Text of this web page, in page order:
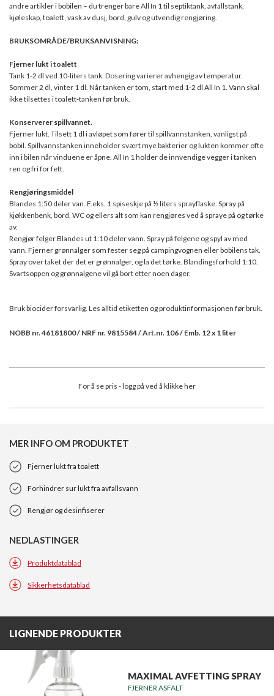
andre artikler i bobilen – du trenger bare All In 1 til septiktank, avfallstank,
kjøleskap, toalett, vask av dusj, bord, gulv og utvendig rengjøring.
BRUKSOMRÅDE/BRUKSANVISNING:
Fjerner lukt i toalett
Tank 1-2 dl ved 10-liters tank. Dosering varierer avhengig av temperatur.
Sommer 2 dl, vinter 1 dl. Når tanken er tom, start med 1-2 dl All In 1. Vann skal
ikke tilsettes i toalett-tanken før bruk.
Konserverer spillvannet.
Fjerner lukt. Tilsett 1 dl i avløpet som fører til spillvannstanken, vanligst på
bobil. Spillvannstanken inneholder svært mye bakterier og lukten kommer ofte
inn i bilen når vinduene er åpne. All In 1 holder de innvendige vegger i tanken
ren og fri for fett.
Rengjøringsmiddel
Blandes 1:50 deler van. F.eks. 1 spiseskje på ½ liters sprayflaske. Spray på
kjøkkenbenk, bord, WC og ellers alt som kan rengjøres ved å spraye på og tørke
av.
Rengjør felger Blandes ut 1:10 deler vann. Spray på felgene og spyl av med
vann. Fjerner grønnalger som fester seg på campingvognen eller bobilens tak.
Spray over taket der det er grønnalger, og la det tørke. Blandingsforhold 1:10.
Svartsoppen og grønnalgene vil gå bort etter noen dager.
Bruk biocider forsvarlig. Les alltid etiketten og produktinformasjonen før bruk.
NOBB nr. 46181800 / NRF nr. 9815584 / Art.nr. 106 / Emb. 12 x 1 liter
For å se pris - logg på ved å klikke her
MER INFO OM PRODUKTET
Fjerner lukt fra toalett
Forhindrer sur lukt fra avfallsvann
Rengjør og desinfiserer
NEDLASTINGER
Produktdatablad
Sikkerhetsdatablad
LIGNENDE PRODUKTER
MAXIMAL AVFETTING SPRAY
FJERNER ASFALT